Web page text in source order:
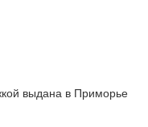
выдана в Приморье